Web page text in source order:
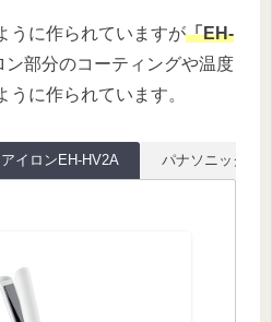
うに作られていますが「EH-
ン部分のコーティングや温度
うに作られています。
イロンEH-HV2A パナソニック ヘ